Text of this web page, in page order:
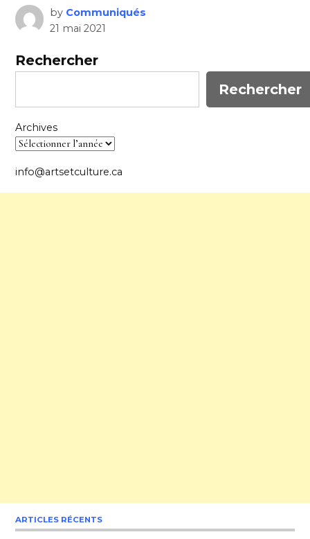
by Communiqués
21 mai 2021
Rechercher
Rechercher
Archives
info@artsetculture.ca
ARTICLES RÉCENTS